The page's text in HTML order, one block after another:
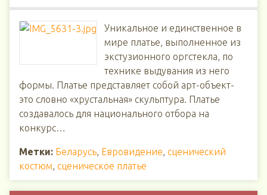
Уникальное и единственное в
мире платье, выполненное из
экстузионного оргстекла, по
технике выдувания из него
формы. Платье представляет собой арт-объект-
это словно «хрустальная» скульптура. Платье
создавалось для национального отбора на
конкурс…
Метки: Беларусь, Евровидение, сценический
костюм, сценическое платье